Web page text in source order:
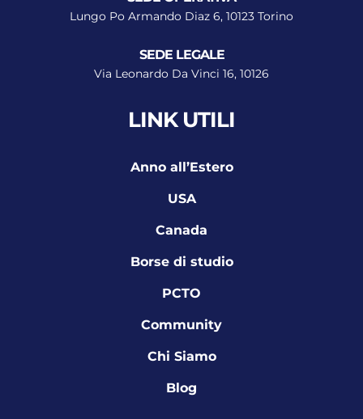
Lungo Po Armando Diaz 6, 10123 Torino
SEDE LEGALE
Via Leonardo Da Vinci 16, 10126
LINK UTILI
Anno all’Estero
USA
Canada
Borse di studio
PCTO
Community
Chi Siamo
Blog